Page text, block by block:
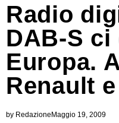
Radio
DAB-S
Europa.
Renault
by RedazioneMaggio 19, 2009